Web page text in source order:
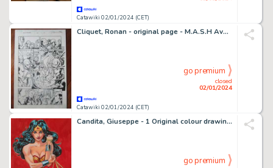
Catawiki 02/01/2024 (CET)
Cliquet, Ronan - original page - M.A.S.H Avengers #5
Catawiki 02/01/2024 (CET)
closed
02/01/2024
go premium
Candita, Giuseppe - 1 Original colour drawing - Wonder Woman - 2023
go premium